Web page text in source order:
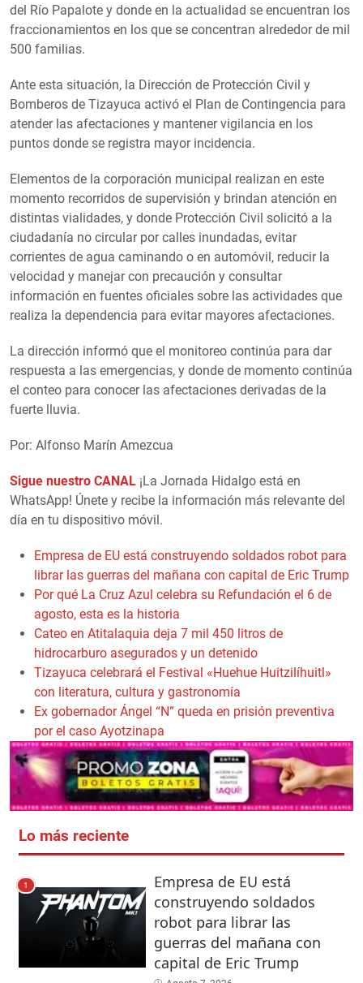
del Río Papalote y donde en la actualidad se encuentran los
fraccionamientos en los que se concentran alrededor de mil
500 familias.
Ante esta situación, la Dirección de Protección Civil y
Bomberos de Tizayuca activó el Plan de Contingencia para
atender las afectaciones y mantener vigilancia en los
puntos donde se registra mayor incidencia.
Elementos de la corporación municipal realizan en este
momento recorridos de supervisión y brindan atención en
distintas vialidades, y donde Protección Civil solicitó a la
ciudadanía no circular por calles inundadas, evitar
corrientes de agua caminando o en automóvil, reducir la
velocidad y manejar con precaución y consultar
información en fuentes oficiales sobre las actividades que
realiza la dependencia para evitar mayores afectaciones.
La dirección informó que el monitoreo continúa para dar
respuesta a las emergencias, y donde de momento continúa
el conteo para conocer las afectaciones derivadas de la
fuerte lluvia.
Por: Alfonso Marín Amezcua
Sigue nuestro CANAL ¡La Jornada Hidalgo está en
WhatsApp! Únete y recibe la información más relevante del
día en tu dispositivo móvil.
Empresa de EU está construyendo soldados robot para
librar las guerras del mañana con capital de Eric Trump
Por qué La Cruz Azul celebra su Refundación el 6 de
agosto, esta es la historia
Cateo en Atitalaquia deja 7 mil 450 litros de
hidrocarburo asegurados y un detenido
Tizayuca celebrará el Festival «Huehue Huitzilíhuitl»
con literatura, cultura y gastronomía
Ex gobernador Ángel “N” queda en prisión preventiva
por el caso Ayotzinapa
Lo más reciente
1
Empresa de EU está
construyendo soldados
robot para librar las
guerras del mañana con
capital de Eric Trump